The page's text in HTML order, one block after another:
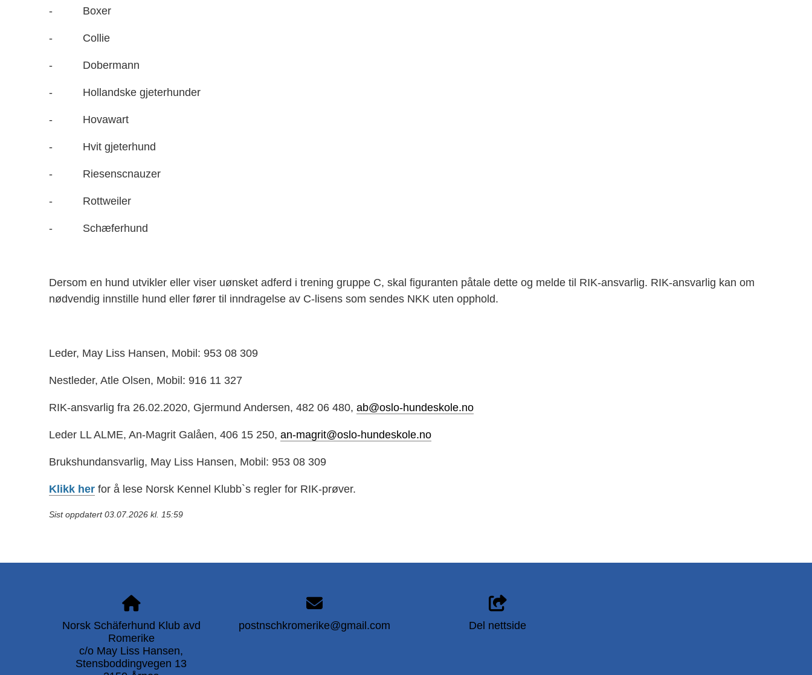
- Boxer
- Collie
- Dobermann
- Hollandske gjeterhunder
- Hovawart
- Hvit gjeterhund
- Riesenscnauzer
- Rottweiler
- Schæferhund
Dersom en hund utvikler eller viser uønsket adferd i trening gruppe C, skal figuranten påtale dette og melde til RIK-ansvarlig. RIK-ansvarlig kan om
nødvendig innstille hund eller fører til inndragelse av C-lisens som sendes NKK uten opphold.
Leder, May Liss Hansen, Mobil: 953 08 309
Nestleder, Atle Olsen, Mobil: 916 11 327
RIK-ansvarlig fra 26.02.2020, Gjermund Andersen, 482 06 480, ab@oslo-hundeskole.no
Leder LL ALME, An-Magrit Galåen, 406 15 250, an-magrit@oslo-hundeskole.no
Brukshundansvarlig, May Liss Hansen, Mobil: 953 08 309
Klikk herfor å lese Norsk Kennel Klubb`s regler for RIK-prøver.
Sist oppdatert 03.07.2026 kl. 15:59
Norsk Schäferhund Klub avd
Romerike
c/o May Liss Hansen,
Stensboddingvegen 13
postnschkromerike@gmail.com Del nettside